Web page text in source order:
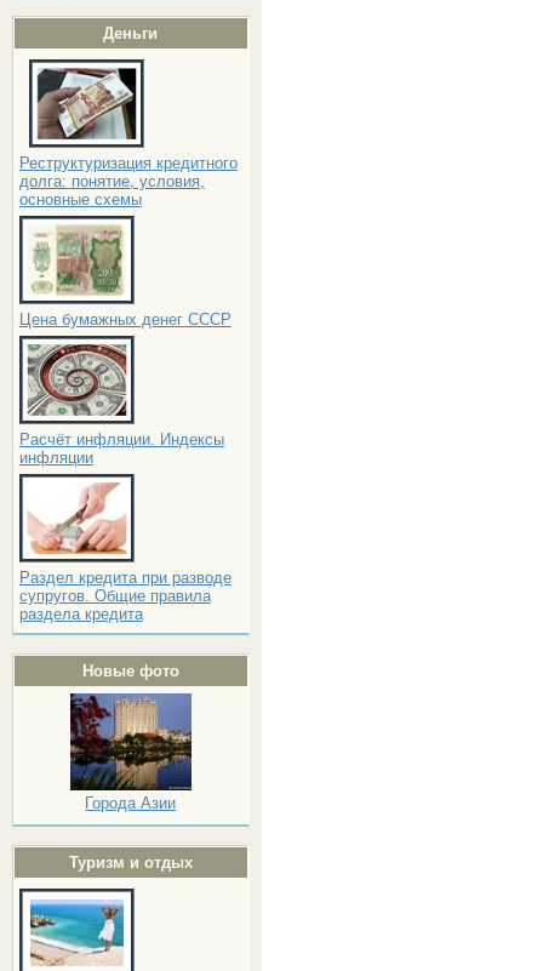
Деньги
Реструктуризация кредитного
долга: понятие, условия,
основные схемы
Цена бумажных денег СССР
Расчёт инфляции. Индексы
инфляции
Раздел кредита при разводе
супругов. Общие правила
раздела кредита
Новые фото
Города Азии
Туризм и отдых